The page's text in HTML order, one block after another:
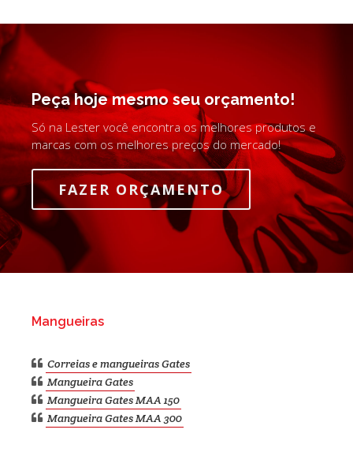
Peça hoje mesmo seu orçamento!
Só na Lester você encontra os melhores produtos e
marcas com os melhores preços do mercado!
FAZER ORÇAMENTO
Mangueiras
Correias e mangueiras Gates
Mangueira Gates
Mangueira Gates MAA 150
Mangueira Gates MAA 300